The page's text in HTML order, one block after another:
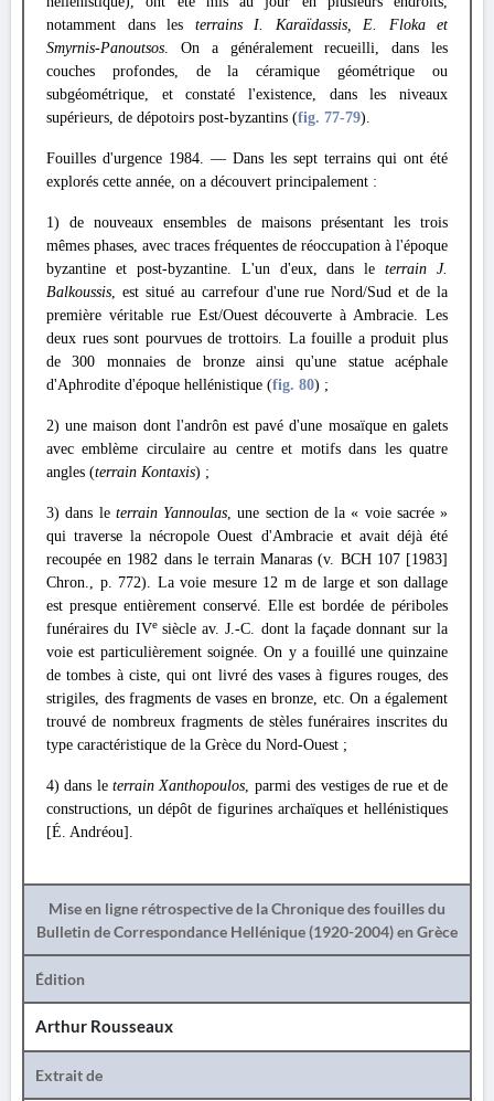
notamment dans les terrains I. Karaïdassis, E. Floka et
Smyrnis-Panoutsos. On a généralement recueilli, dans les
couches profondes, de la céramique géométrique ou
subgéométrique, et constaté l'existence, dans les niveaux
supérieurs, de dépotoirs post-byzantins (fig. 77-79).
Fouilles d'urgence 1984. — Dans les sept terrains qui ont été
explorés cette année, on a découvert principalement :
1) de nouveaux ensembles de maisons présentant les trois
mêmes phases, avec traces fréquentes de réoccupation à l'époque
byzantine et post-byzantine. L'un d'eux, dans leterrain J.
Balkoussis, est situé au carrefour d'une rue Nord/Sud et de la
première véritable rue Est/Ouest découverte à Ambracie. Les
deux rues sont pourvues de trottoirs. La fouille a produit plus
de 300 monnaies de bronze ainsi qu'une statue acéphale
d'Aphrodite d'époque hellénistique (fig. 80) ;
2) une maison dont l'andrôn est pavé d'une mosaïque en galets
avec emblème circulaire au centre et motifs dans les quatre
angles (terrain Kontaxis) ;
3) dans le terrain Yannoulas, une section de la « voie sacrée »
qui traverse la nécropole Ouest d'Ambracie et avait déjà été
recoupée en 1982 dans le terrain Manaras (v. BCH 107 [1983]
Chron., p. 772). La voie mesure 12 m de large et son dallage
est presque entièrement conservé. Elle est bordée de périboles
funéraires du IVe siècle av. J.-C. dont la façade donnant sur la
voie est particulièrement soignée. On y a fouillé une quinzaine
de tombes à ciste, qui ont livré des vases à figures rouges, des
strigiles, des fragments de vases en bronze, etc. On a également
trouvé de nombreux fragments de stèles funéraires inscrites du
type caractéristique de la Grèce du Nord-Ouest ;
4) dans leterrain Xanthopoulos, parmi des vestiges de rue et de
constructions, un dépôt de figurines archaïques et hellénistiques
[É. Andréou].
Mise en ligne rétrospective de la Chronique des fouilles du
Bulletin de Correspondance Hellénique (1920-2004) en Grèce
Édition
Arthur Rousseaux
Extrait de